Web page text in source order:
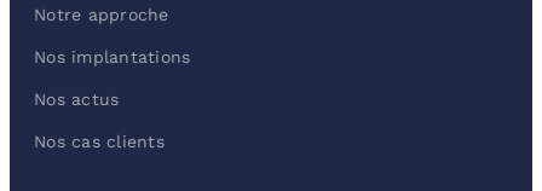
Notre approche
Nos implantations
Nos actus
Nos cas clients